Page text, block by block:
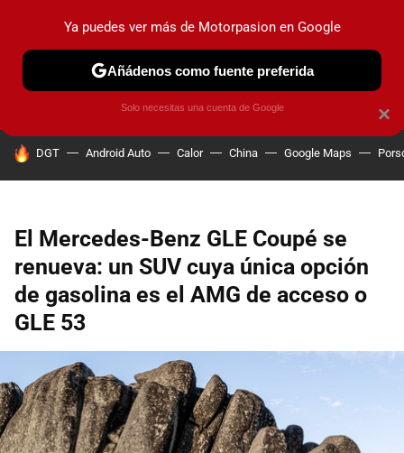
PRUEBAS COCHES ELÉCTRICOS OBSERVATORIO
HOY SE HABLA DE
DGT Android Auto Calor China Google Maps
El Mercedes-Benz GLE Coupé se
renueva: un SUV cuya única opción
de gasolina es el AMG de acceso o
GLE 53
×
Ya puedes ver más de Motorpasion en Google
Añádenos como fuente preferida
Solo necesitas una cuenta de Google